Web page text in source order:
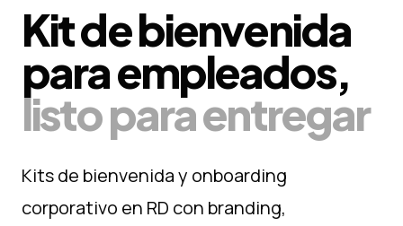
Kit de bienvenida
para empleados,
listo para entregar
Kits de bienvenida y onboarding
corporativo en RD con branding,